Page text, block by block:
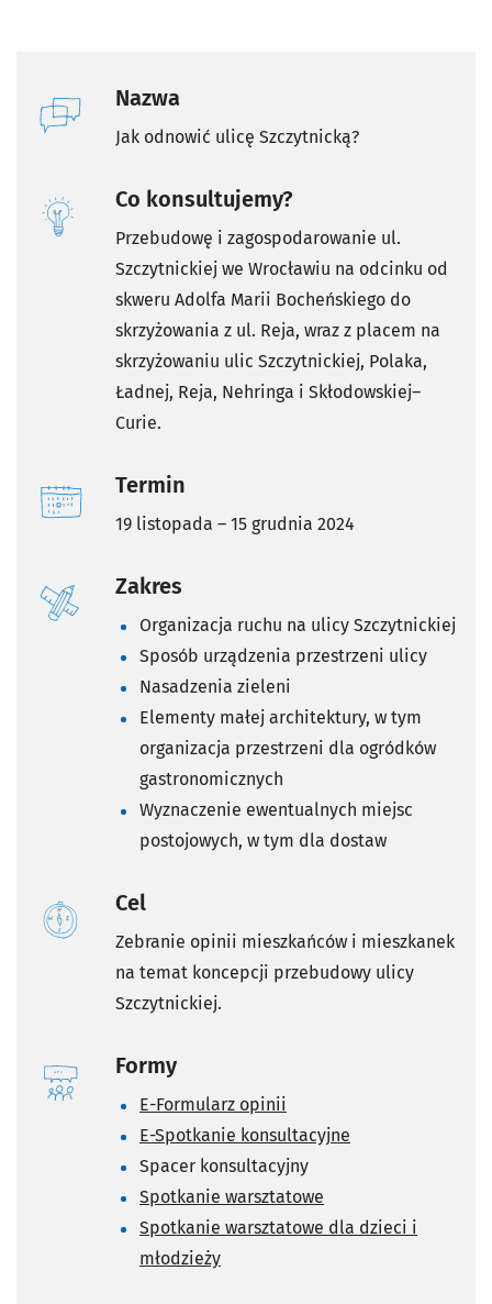
Nazwa
Jak odnowić ulicę Szczytnicką?
Co konsultujemy?
Przebudowę i zagospodarowanie ul.
Szczytnickiej we Wrocławiu na odcinku od
skweru Adolfa Marii Bocheńskiego do
skrzyżowania z ul. Reja, wraz z placem na
skrzyżowaniu ulic Szczytnickiej, Polaka,
Ładnej, Reja, Nehringa i Skłodowskiej–
Curie.
Termin
19 listopada – 15 grudnia 2024
Zakres
Organizacja ruchu na ulicy Szczytnickiej
Sposób urządzenia przestrzeni ulicy
Nasadzenia zieleni
Elementy małej architektury, w tym
organizacja przestrzeni dla ogródków
gastronomicznych
Wyznaczenie ewentualnych miejsc
postojowych, w tym dla dostaw
Cel
Zebranie opinii mieszkańców i mieszkanek
na temat koncepcji przebudowy ulicy
Szczytnickiej.
Formy
E-Formularz opinii
E-Spotkanie konsultacyjne
Spacer konsultacyjny
Spotkanie warsztatowe
Spotkanie warsztatowe dla dzieci i
młodzieży